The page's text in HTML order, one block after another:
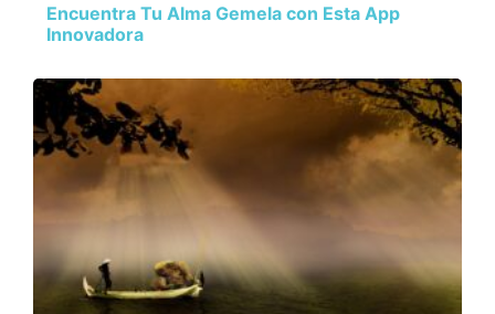
Encuentra Tu Alma Gemela con Esta App
Innovadora